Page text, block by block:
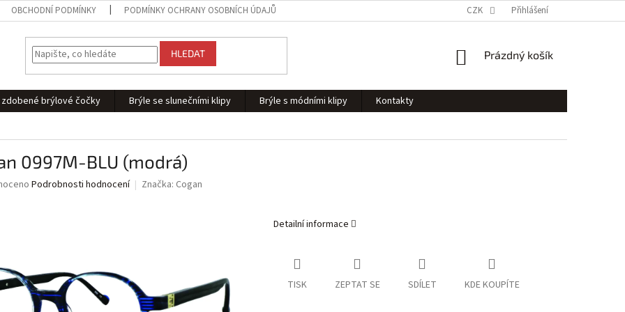
OBCHODNÍ PODMÍNKY PODMÍNKY OCHRANY OSOBNÍCH ÚDAJŮ CZK Přihlášení
HLEDAT
NÁKUPNÍ
Prázdný košík
brýlové čočky Brýle se slunečními klipy Brýle s módními klipy
Kontakty
0997M-BLU (modrá)
Podrobnosti hodnocení Značka: Cogan
Detailní informace
TISK ZEPTAT SE SDÍLET KDE KOUPÍTE